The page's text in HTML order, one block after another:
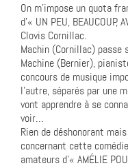
On m’impose un quota
d’« UN PEU, BEAUCOUP,
Clovis Cornillac.
Machin (Cornillac)
Machine (Bernier),
concours de musique
l’autre, séparés par une
vont apprendre à se
voir…
Rien de déshonorant
concernant cette
amateurs d’« AMÉLIE